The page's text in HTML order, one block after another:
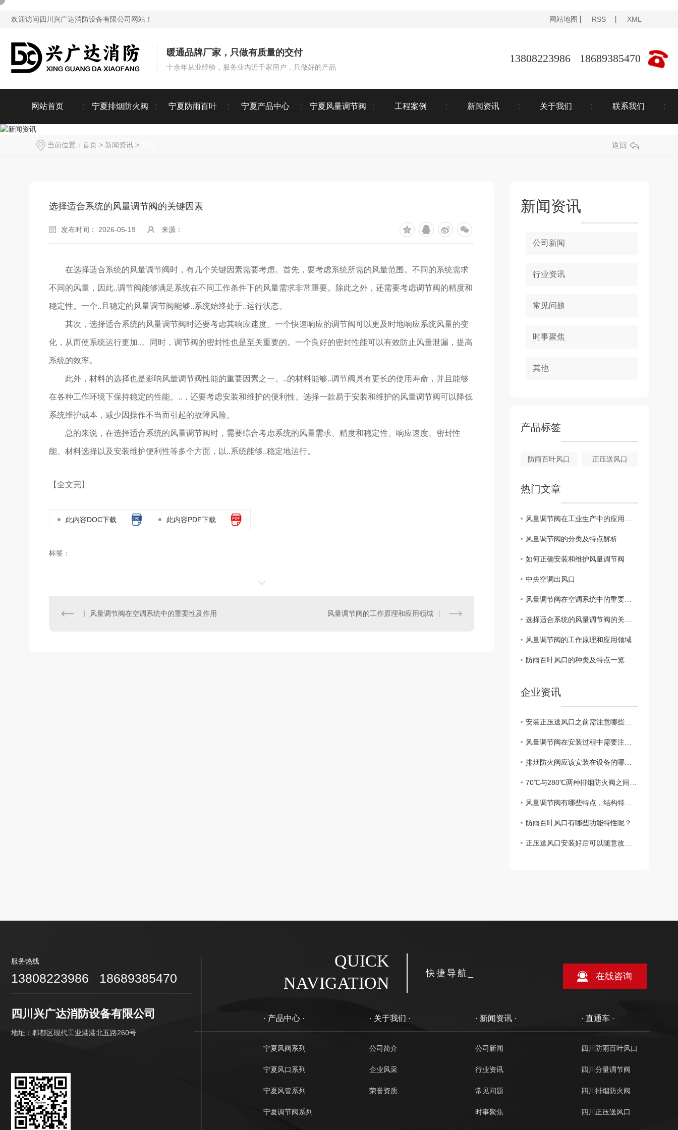
欢迎访问四川兴广达消防设备有限公司网站！ 网站地图 RSS XML
暖通品牌厂家，只做有质量的交付
十余年从业经验，服务业内近千家用户，只做好的产品
13808223986 18689385470
网站首页 宁夏排烟防火阀 宁夏防雨百叶 宁夏产品中心 宁夏风量调节阀 工程案例 新闻资讯 关于我们 联系我们
当前位置： 首页 > 新闻资讯 > 返回
选择适合系统的风量调节阀的关键因素
发布时间： 2026-05-19 来源：
在选择适合系统的风量调节阀时，有几个关键因素需要考虑。首先，要考虑系统所需的风量范围。不同的系统需求
不同的风量，因此..调节阀能够满足系统在不同工作条件下的风量需求非常重要。除此之外，还需要考虑调节阀的精度和
稳定性。一个..且稳定的风量调节阀能够..系统始终处于..运行状态。
其次，选择适合系统的风量调节阀时还要考虑其响应速度。一个快速响应的调节阀可以更及时地响应系统风量的变
化，从而使系统运行更加..。同时，调节阀的密封性也是至关重要的。一个良好的密封性能可以有效防止风量泄漏，提高
系统的效率。
此外，材料的选择也是影响风量调节阀性能的重要因素之一。..的材料能够..调节阀具有更长的使用寿命，并且能够
在各种工作环境下保持稳定的性能。..，还要考虑安装和维护的便利性。选择一款易于安装和维护的风量调节阀可以降低
系统维护成本，减少因操作不当而引起的故障风险。
总的来说，在选择适合系统的风量调节阀时，需要综合考虑系统的风量需求、精度和稳定性、响应速度、密封性
能、材料选择以及安装维护便利性等多个方面，以..系统能够..稳定地运行。
【全文完】
此内容DOC下载 此内容PDF下载
标签：
风量调节阀在空调系统中的重要性及作用 风量调节阀的工作原理和应用领域
新闻资讯
公司新闻
行业资讯
常见问题
时事聚焦
其他
产品标签
防雨百叶风口 正压送风口
热门文章
风量调节阀在工业生产中的应用与优势
风量调节阀的分类及特点解析
如何正确安装和维护风量调节阀
中央空调出风口
风量调节阀在空调系统中的重要性及作用
选择适合系统的风量调节阀的关键因素
风量调节阀的工作原理和应用领域
防雨百叶风口的种类及特点一览
企业资讯
安装正压送风口之前需注意哪些要点呢？
风量调节阀在安装过程中需要注意哪些事项？
排烟防火阀应该安装在设备的哪些部位呢？
70℃与280℃两种排烟防火阀之间有何区别呢？
风量调节阀有哪些特点，结构特征又是怎样的呢？
防雨百叶风口有哪些功能特性呢？
正压送风口安装好后可以随意改变位置吗？
服务热线
13808223986 18689385470
四川兴广达消防设备有限公司
地址：郫都区现代工业港港北五路260号
QUICK
NAVIGATION
快捷导航_ 在线咨询
· 产品中心 ·
宁夏风阀系列
宁夏风口系列
宁夏风管系列
宁夏调节阀系列
· 关于我们 ·
公司简介
企业风采
荣誉资质
· 新闻资讯 ·
公司新闻
行业资讯
常见问题
时事聚焦
· 直通车 ·
四川防雨百叶风口
四川分量调节阀
四川排烟防火阀
四川正压送风口